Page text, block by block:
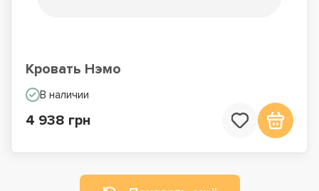
Кровать Нэмо
В наличии
4 938 грн